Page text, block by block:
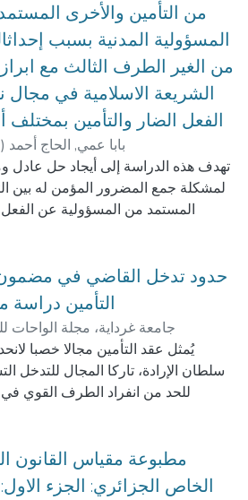
محاور
المحور الأول : أثر وسائل التكنولوجيا
على الأسرة ( وسائل
الإلكتروني، الخيانة الزوجية عبر
الإلكترونية،
المحور الثاني : أثر الطرق العلمية
والمسائل ذات الصلة في إثبات (
الاصطناعي، تأجير الأرحام، الممارسات
الواقعة على الجنين،...).
من التأمين والأخرى
المسؤولية المدنية بسبب
من الغير الطرف الثالث مع
الشريعة الاسلامية في مجال
الفعل الضار والتأمين بمختلف
) بابا عمي, الحاج أحمد
تهدف هذه الدراسة إلى أيجاد حل عادل
لمشكلة جمع المضرور المؤمن له بين
المستمد من المسؤولية عن الفعل
وبهدف التوصل إلى الحل الأمثل
ركزنا على دراسة الإلتزامات
إطراف التأمين بالموازات مع دراسة
التعويضية على تأمينات الأشياء
إذ خلصنا إلى أن الإلتزامات في عقد
تبادل بين قسط التأمين ومبلغ التعويض،
التوجه القائل بأن التأمين هو
بالأمان وبالنسبة لمبدأ التعويض
فرضه يؤدي إلى إزدواجية عقد التأمين
نرى بأن رفع مبدأ التعويض يؤدي إلى
التأمين، لإن إبقاء مبدأ التعويض يسببب
لشركات التأمين على حساب
حدود تدخل القاضي في
التأمين دراسة
جامعة غرداية، مجلة الواحات
والدراسات ، كلية الحقوق والعلوم
بابا عمي, الحاج أحمد
يُمثل عقد التأمين مجالا خصبا
سلطان الإرادة، تاركا المجال للتدخل
للحد من انفراد الطرف القوي
المتعاقدين على إبرام أنواع معينة من
فيجبر المتعاقد على الالتزام، مثل
المسؤولية، التي صارت من ضروريات
مطبوعة مقياس القانون
الخاص الجزائري: الجزء الاول: